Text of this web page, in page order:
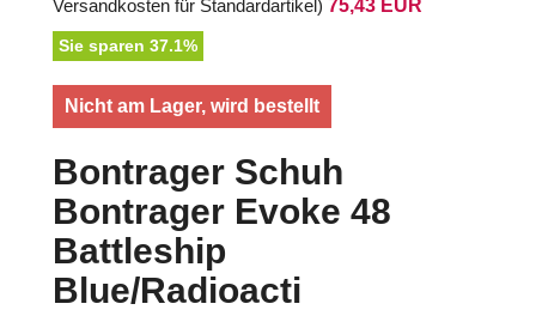
Versandkosten für Standardartikel) 75,43 EUR
Sie sparen 37.1%
Nicht am Lager, wird bestellt
Bontrager Schuh
Bontrager Evoke 48
Battleship
Blue/Radioacti